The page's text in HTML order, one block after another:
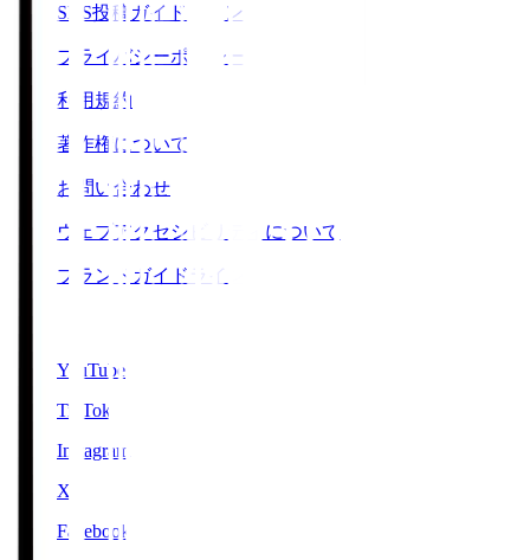
SNS投稿ガイドライン
プライバシーポリシー
利用規約
著作権について
お問い合わせ
ウェブアクセシビリティについて
ブランドガイドライン
YouTube
TikTok
Instagram
X
Facebook